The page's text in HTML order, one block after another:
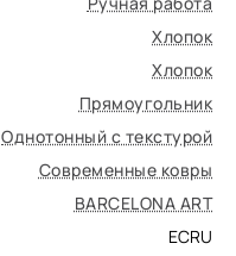
Хлопок
Хлопок
Прямоугольник
Однотонный с текстурой
Современные ковры
BARCELONA ART
ECRU